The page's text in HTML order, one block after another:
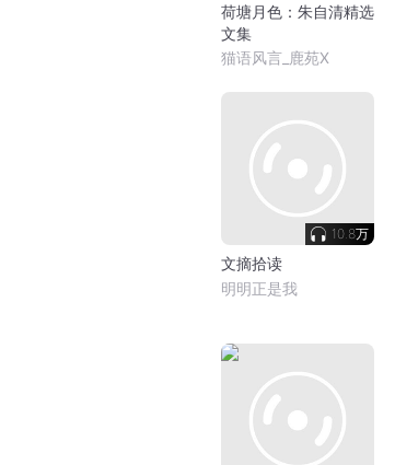
荷塘月色：朱自清精选
文集
猫语风言_鹿苑X
10.8万
文摘拾读
明明正是我